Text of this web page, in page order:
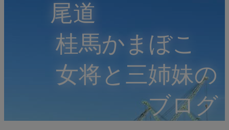
尾道
桂馬かまぼこ
女将と三姉妹の
ブログ